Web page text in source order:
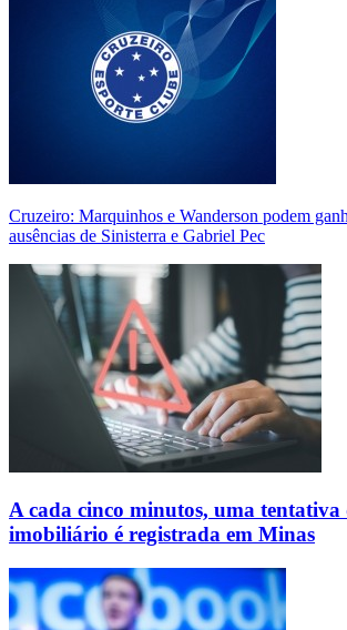
Cruzeiro: Marquinhos e Wanderson podem
ausências de Sinisterra e Gabriel Pec
A cada cinco minutos, uma tentativa
imobiliário é registrada em Minas